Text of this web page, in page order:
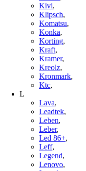
Kivi,
Klipsch,
Komatsu,
Konka,
Korting,
Kraft,
Kramer,
Kreolz,
Kronmark,
Ktc,
L
Lava,
Leadtek,
Leben,
Leber,
Led 86+,
Leff,
Legend,
Lenovo,